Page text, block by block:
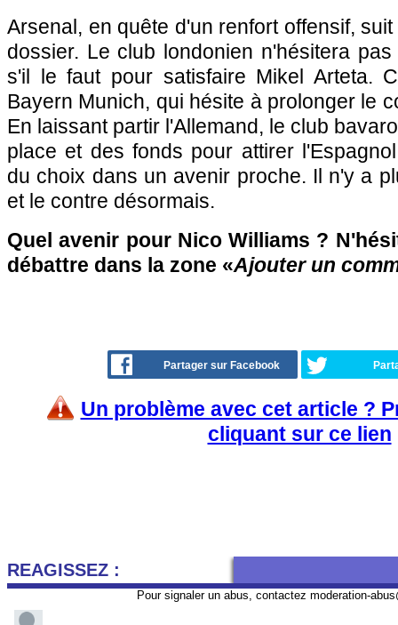
Arsenal, en quête d'un renfort offensif,
dossier. Le club londonien n'hésitera
s'il le faut pour satisfaire Mikel Arteta.
Bayern Munich, qui hésite à prolonger le
En laissant partir l'Allemand, le club
place et des fonds pour attirer
du choix dans un avenir proche. Il n'y a
et le contre désormais.
Quel avenir pour Nico Williams ?
débattre dans la zone «Ajouter un
Partager sur Facebook
Un problème avec cet article ?
cliquant sur ce lien
REAGISSEZ :
Pour signaler un abus, contactez moderation-